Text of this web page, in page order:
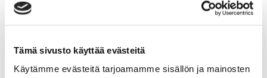
Tämä sivusto käyttää evästeitä
Käytämme evästeitä tarjoamamme sisällön ja mainosten
Kansihelat
Listat ja kansikatteet